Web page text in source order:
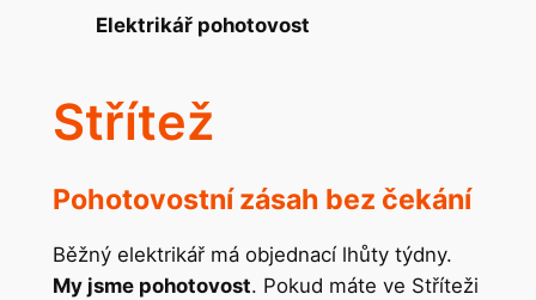
Elektrikář pohotovost
Střítež
Pohotovostní zásah bez čekání
Běžný elektrikář má objednací lhůty týdny.
My jsme pohotovost. Pokud máte ve Stříteži